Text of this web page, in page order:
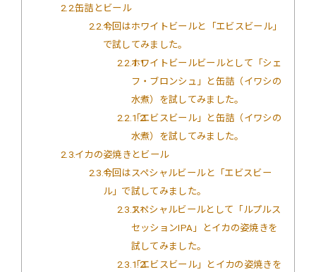
2.2缶詰とビール
2.2.1今回はホワイトビールと「エビスビール」
で試してみました。
2.2.1.1ホワイトビールビールとして「シェ
フ・ブロンシュ」と缶詰（イワシの
水煮）を試してみました。
2.2.1.2「エビスビール」と缶詰（イワシの
水煮）を試してみました。
2.3イカの姿焼きとビール
2.3.1今回はスペシャルビールと「エビスビー
ル」で試してみました。
2.3.1.1スペシャルビールとして「ルプルス
セッションIPA」とイカの姿焼きを
試してみました。
2.3.1.2「エビスビール」とイカの姿焼きを